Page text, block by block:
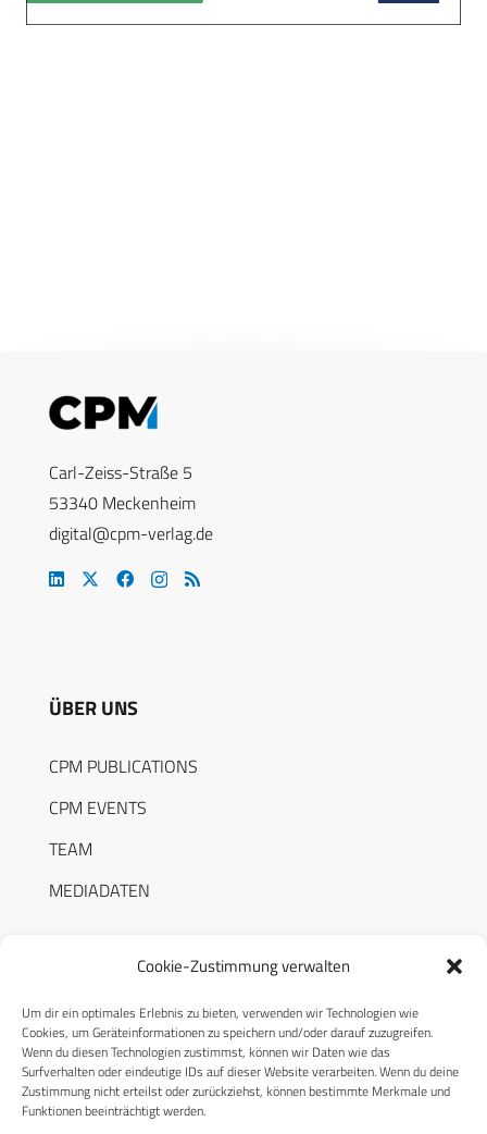
Cookie-Zustimmung verwalten
Um dir ein optimales Erlebnis zu bieten, verwenden wir Technologien wie
Cookies, um Geräteinformationen zu speichern und/oder darauf zuzugreifen.
Wenn du diesen Technologien zustimmst, können wir Daten wie das
Surfverhalten oder eindeutige IDs auf dieser Website verarbeiten. Wenn du deine
Zustimmung nicht erteilst oder zurückziehst, können bestimmte Merkmale und
Funktionen beeinträchtigt werden.
Carl-Zeiss-Straße 5
53340 Meckenheim
digital@cpm-verlag.de
ÜBER UNS
CPM PUBLICATIONS
CPM EVENTS
TEAM
MEDIADATEN
RECHTLICHES
Datenschutzerklärung
Cookie-Richtlinie (EU)